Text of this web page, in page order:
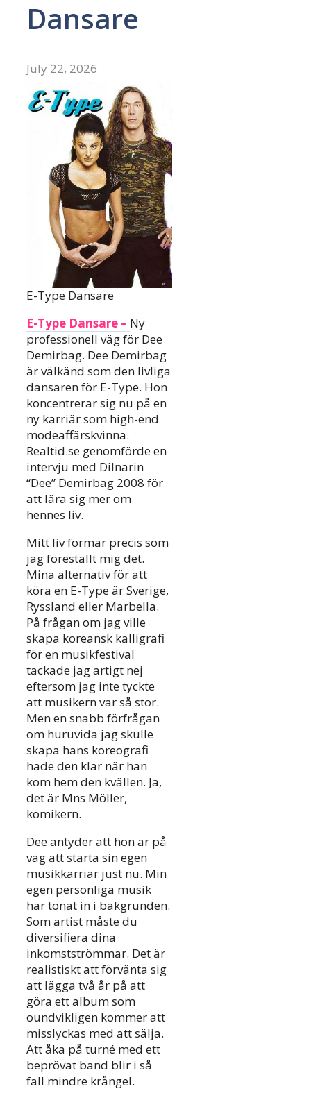
Dansare
July 22, 2026
E-Type Dansare
E-Type Dansare – Ny
professionell väg för Dee
Demirbag. Dee Demirbag
är välkänd som den livliga
dansaren för E-Type. Hon
koncentrerar sig nu på en
ny karriär som high-end
modeaffärskvinna.
Realtid.se genomförde en
intervju med Dilnarin
“Dee” Demirbag 2008 för
att lära sig mer om
hennes liv.
Mitt liv formar precis som
jag föreställt mig det.
Mina alternativ för att
köra en E-Type är Sverige,
Ryssland eller Marbella.
På frågan om jag ville
skapa koreansk kalligrafi
för en musikfestival
tackade jag artigt nej
eftersom jag inte tyckte
att musikern var så stor.
Men en snabb förfrågan
om huruvida jag skulle
skapa hans koreografi
hade den klar när han
kom hem den kvällen. Ja,
det är Mns Möller,
komikern.
Dee antyder att hon är på
väg att starta sin egen
musikkarriär just nu. Min
egen personliga musik
har tonat in i bakgrunden.
Som artist måste du
diversifiera dina
inkomstströmmar. Det är
realistiskt att förvänta sig
att lägga två år på att
göra ett album som
oundvikligen kommer att
misslyckas med att sälja.
Att åka på turné med ett
beprövat band blir i så
fall mindre krångel.